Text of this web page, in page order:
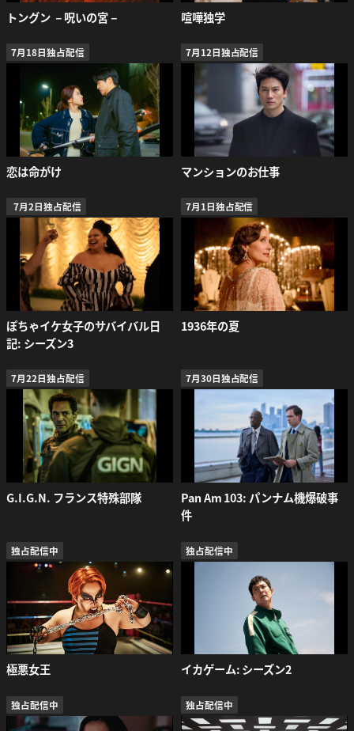
トングン －呪いの宮－ 喧嘩独学
7月18日独占配信
恋は命がけ
7月12日独占配信
マンションのお仕事
7月2日独占配信
ぽちゃイケ女子のサバイバル日
記: シーズン3
7月1日独占配信
1936年の夏
7月22日独占配信
G.I.G.N. フランス特殊部隊
7月30日独占配信
Pan Am 103: パンナム機爆破事
件
独占配信中
極悪女王
独占配信中
イカゲーム: シーズン2
独占配信中 独占配信中